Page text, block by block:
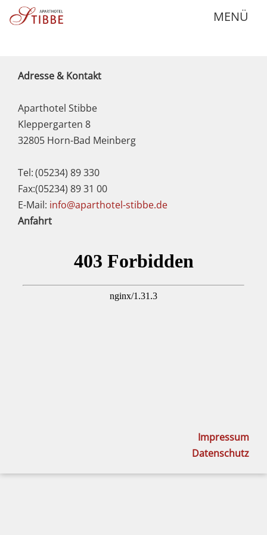
MENÜ
Adresse & Kontakt
Aparthotel Stibbe
Kleppergarten 8
32805 Horn-Bad Meinberg
Tel:(05234) 89 330
Fax:(05234) 89 31 00
E-Mail: info@aparthotel-stibbe.de
Anfahrt
Impressum
Datenschutz